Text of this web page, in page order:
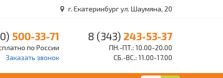
г. Екатеринбург ул. Шаумяна, 20
500-33-71
по России
Заказать звонок
8 (343) 243-53-37
ПН.-ПТ.: 10.00-20.00
СБ.-ВС.: 11.00-17.00